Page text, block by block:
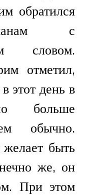
обратился
с
словом.
отметил,
этот день в
больше
обычно.
быть
же, он
При этом